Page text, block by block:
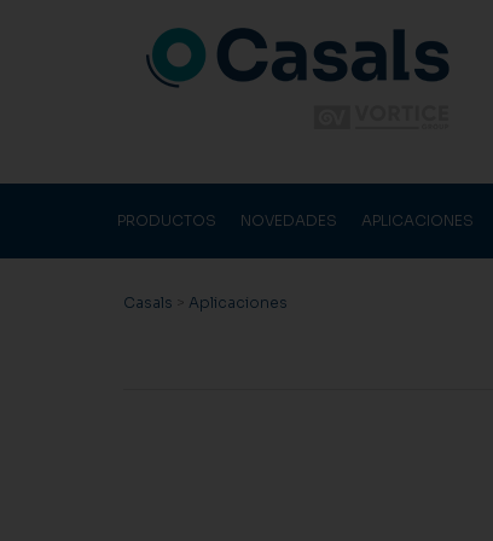
PRODUCTOS NOVEDADES APLICACIONES
Casals > Aplicaciones